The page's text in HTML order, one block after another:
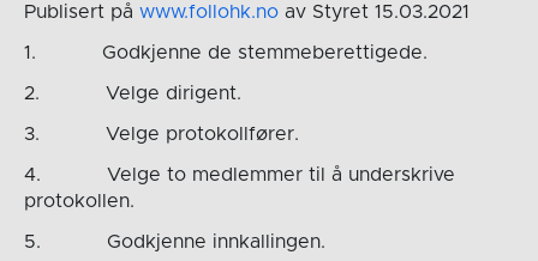
Publisert på www.follohk.noav Styret 15.03.2021
1. Godkjenne de stemmeberettigede.
2. Velge dirigent.
3. Velge protokollfører.
4. Velge to medlemmer til å underskrive
protokollen.
5. Godkjenne innkallingen.